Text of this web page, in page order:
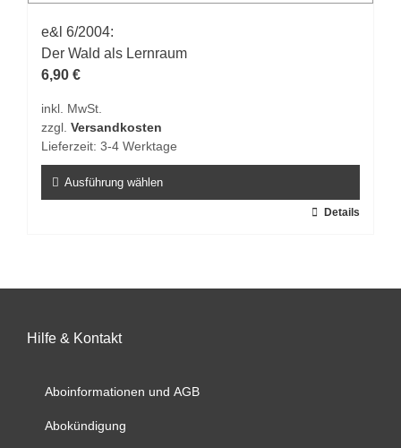
Varianten
auf.
Die
Optionen
auf
der
gewählt
werden
e&l 6/2004:
Der Wald als Lernraum
6,90 €
inkl. MwSt.
zzgl. Versandkosten
Lieferzeit: 3-4 Werktage
Ausführung wählen
Die
können
der
Details
Hilfe & Kontakt
Aboinformationen und AGB
Abokündigung